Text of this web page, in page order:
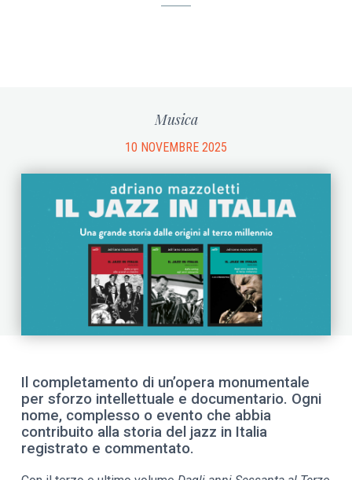
Musica
10 NOVEMBRE 2025
Il completamento di un’opera monumentale
per sforzo intellettuale e documentario. Ogni
nome, complesso o evento che abbia
contribuito alla storia del jazz in Italia
registrato e commentato.